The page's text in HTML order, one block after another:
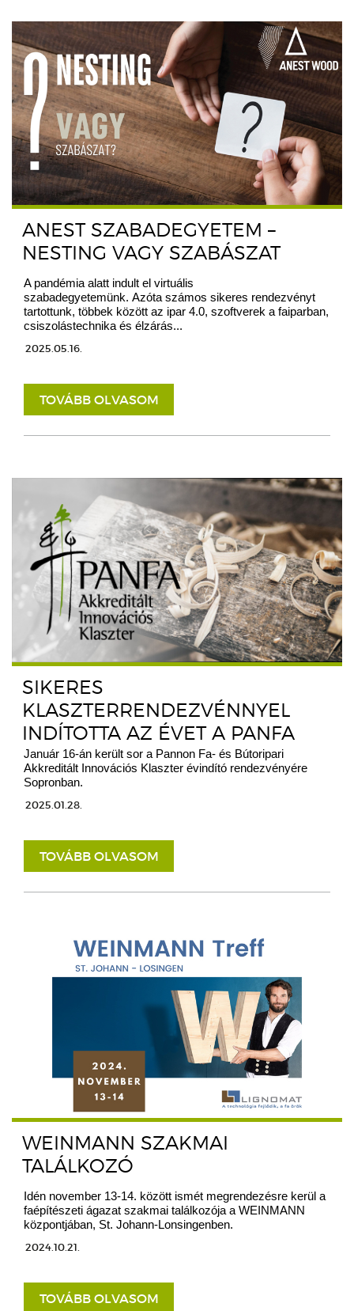
ANEST SZABADEGYETEM –
NESTING VAGY SZABÁSZAT
A pandémia alatt indult el virtuális
szabadegyetemünk. Azóta számos sikeres rendezvényt
tartottunk, többek között az ipar 4.0, szoftverek a faiparban,
csiszolástechnika és élzárás...
2025.05.16.
TOVÁBB OLVASOM
SIKERES
KLASZTERRENDEZVÉNNYEL
INDÍTOTTA AZ ÉVET A PANFA
Január 16-án került sor a Pannon Fa- és Bútoripari
Akkreditált Innovációs Klaszter évindító rendezvényére
Sopronban.
2025.01.28.
TOVÁBB OLVASOM
WEINMANN SZAKMAI
TALÁLKOZÓ
Idén november 13-14. között ismét megrendezésre kerül a
faépítészeti ágazat szakmai találkozója a WEINMANN
központjában, St. Johann-Lonsingenben.
2024.10.21.
TOVÁBB OLVASOM